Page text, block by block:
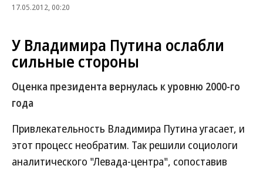
17.05.2012, 00:20
У Владимира Путина ослабли
сильные стороны
Оценка президента вернулась к уровню 2000-го
года
Привлекательность Владимира Путина угасает, и
этот процесс необратим. Так решили социологи
аналитического "Левада-центра", сопоставив